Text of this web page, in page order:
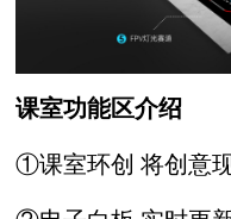
课室功能区介绍
①课室环创 将创意